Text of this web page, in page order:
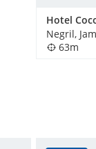
Negril,
63m